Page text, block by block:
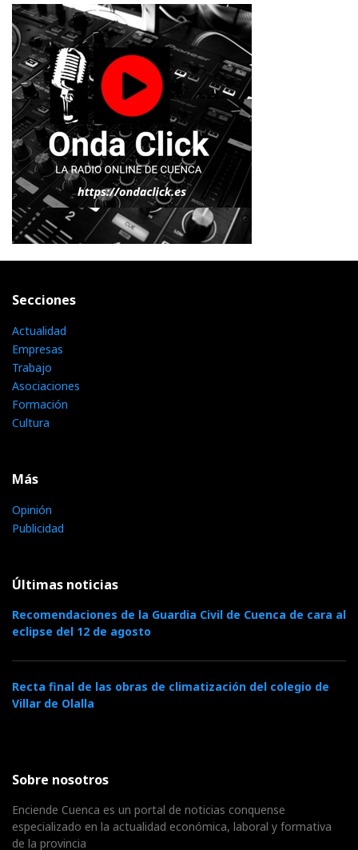
Secciones
Actualidad
Empresas
Trabajo
Asociaciones
Formación
Cultura
Más
Opinión
Publicidad
Últimas noticias
Recomendaciones de la Guardia Civil de Cuenca de cara al
eclipse del 12 de agosto
Recta final de las obras de climatización del colegio de
Villar de Olalla
Sobre nosotros
Enciende Cuenca es un portal de noticias conquense
especializado en la actualidad económica, laboral y formativa
de la provincia